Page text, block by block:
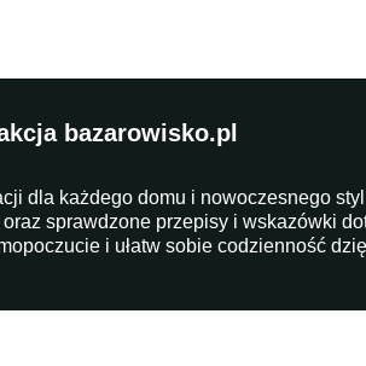
bazarowisko.pl
dla każdego domu i nowoczesnego
sprawdzone przepisy i wskazówki
i ułatw sobie codzienność